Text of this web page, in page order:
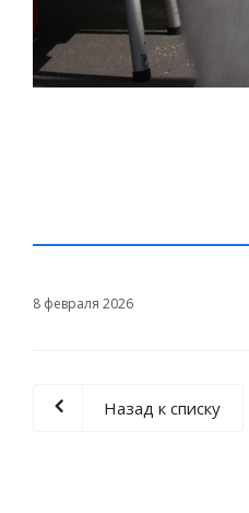
8 февраля 2026
Назад к списку